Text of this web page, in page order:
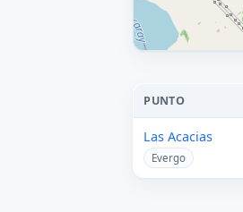
PUNTO
Las Acacias
Evergo